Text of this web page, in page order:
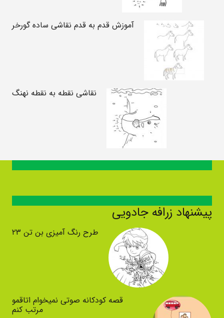
آموزش قدم به قدم نقاشی ساده گورخر
نقاشی نقطه به نقطه نهنگ
پیشنهاد زرافه جادویی
طرح رنگ آمیزی بن تن ۲۳
قصه کودکانه صوتی نمیخوام اتاقمو
مرتب کنم